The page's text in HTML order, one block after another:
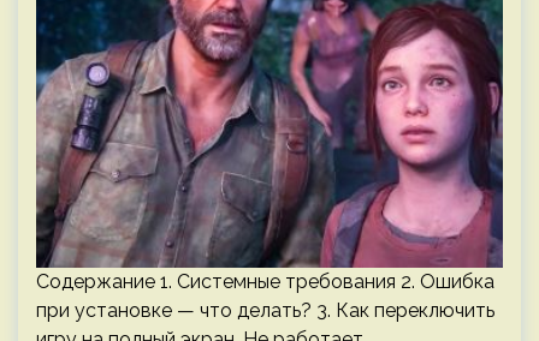
Содержание 1. Системные требования 2. Ошибка
при установке — что делать? 3. Как переключить